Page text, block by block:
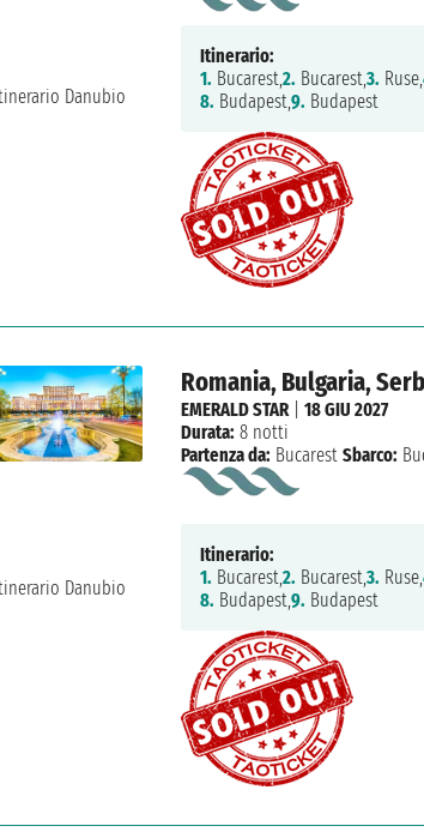
Itinerario:
1. Bucarest,2. Bucarest,3. Ruse,
8. Budapest,9. Budapest
Romania, Bulgaria,
EMERALD STAR|18 GIU 2027
Durata: 8 notti
Partenza da: Bucarest Sbarco:
Itinerario:
1. Bucarest,2. Bucarest,3. Ruse,
8. Budapest,9. Budapest